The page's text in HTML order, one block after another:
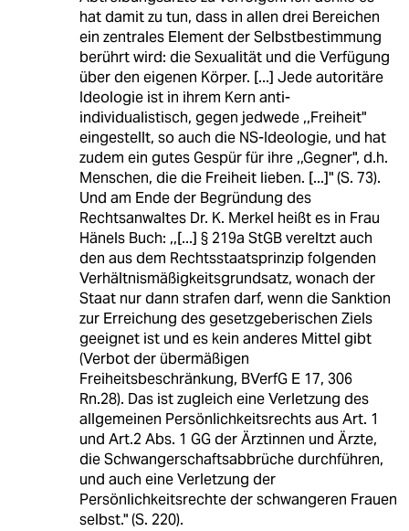
hat damit zu tun, dass in allen drei Bereichen
ein zentrales Element der Selbstbestimmung
berührt wird: die Sexualität und die Verfügung
über den eigenen Körper. [...] Jede autoritäre
Ideologie ist in ihrem Kern anti-
individualistisch, gegen jedwede ,,Freiheit"
eingestellt, so auch die NS-Ideologie, und hat
zudem ein gutes Gespür für ihre ,,Gegner", d.h.
Menschen, die die Freiheit lieben. [...]" (S. 73).
Und am Ende der Begründung des
Rechtsanwaltes Dr. K. Merkel heißt es in Frau
Hänels Buch: ,,[...] § 219a StGB vereltzt auch
den aus dem Rechtsstaatsprinzip folgenden
Verhältnismäßigkeitsgrundsatz, wonach der
Staat nur dann strafen darf, wenn die Sanktion
zur Erreichung des gesetzgeberischen Ziels
geeignet ist und es kein anderes Mittel gibt
(Verbot der übermäßigen
Freiheitsbeschränkung, BVerfG E 17, 306
Rn.28). Das ist zugleich eine Verletzung des
allgemeinen Persönlichkeitsrechts aus Art. 1
und Art.2 Abs. 1 GG der Ärztinnen und Ärzte,
die Schwangerschaftsabbrüche durchführen,
und auch eine Verletzung der
Persönlichkeitsrechte der schwangeren Frauen
selbst." (S. 220).